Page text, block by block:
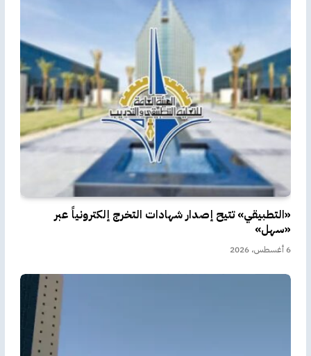
«التطبيقي» تتيح إصدار شهادات التخرج إلكترونياً عبر
«سهل»
6 أغسطس، 2026